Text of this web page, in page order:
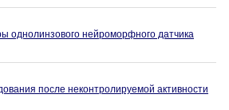
однолинзового нейроморфного датчика
после неконтролируемой активности